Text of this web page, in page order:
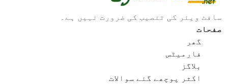
gif کو ico
gif کو png
gif کو tga
سافٹ ویئر کی تنصیب کی ضرورت نہیں ہے۔
صفحات
گھر
فارمیٹس
بلاگز
اکثر پوچھے گئے سوالات